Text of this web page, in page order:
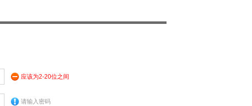
应该为2-20位之间
请输入密码